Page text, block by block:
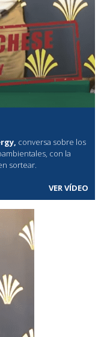
conversa sobre los
con la
sortear.
VER VÍDEO